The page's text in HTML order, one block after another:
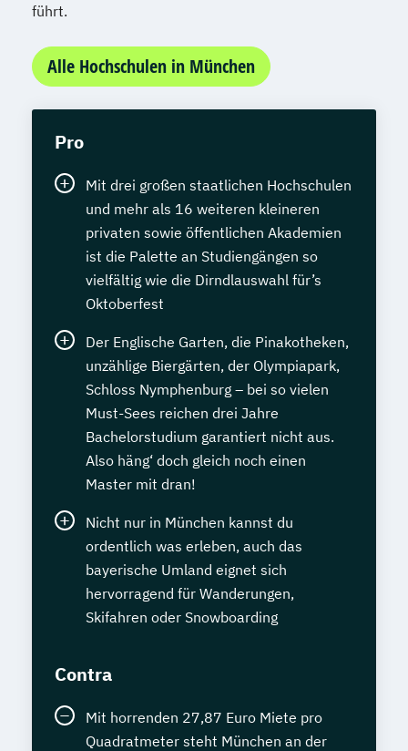
führt.
Alle Hochschulen in München
Pro
Mit drei großen staatlichen Hochschulen
und mehr als 16 weiteren kleineren
privaten sowie öffentlichen Akademien
ist die Palette an Studiengängen so
vielfältig wie die Dirndlauswahl für’s
Oktoberfest
Der Englische Garten, die Pinakotheken,
unzählige Biergärten, der Olympiapark,
Schloss Nymphenburg – bei so vielen
Must-Sees reichen drei Jahre
Bachelorstudium garantiert nicht aus.
Also häng‘ doch gleich noch einen
Master mit dran!
Nicht nur in München kannst du
ordentlich was erleben, auch das
bayerische Umland eignet sich
hervorragend für Wanderungen,
Skifahren oder Snowboarding
Contra
Mit horrenden 27,87 Euro Miete pro
Quadratmeter steht München an der